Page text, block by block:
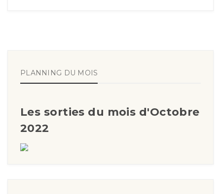
PLANNING DU MOIS
Les sorties du mois d'Octobre
2022